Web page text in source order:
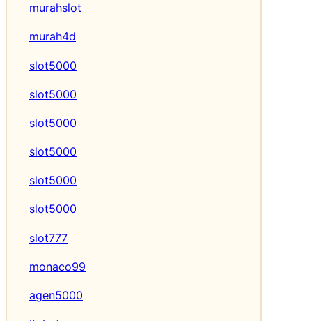
murahslot
murah4d
slot5000
slot5000
slot5000
slot5000
slot5000
slot5000
slot777
monaco99
agen5000